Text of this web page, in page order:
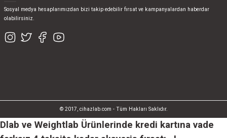
Sosyal medya hesaplarımızdan bizi takip edebilir fırsat ve kampanyalardan haberdar
olabilirsiniz.
© 2017, cihazlab.com - Tüm Hakları Saklıdır.
Dlab ve Weightlab Ürünlerinde kredi kartına vade